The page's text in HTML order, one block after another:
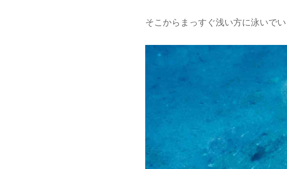
そこからまっすぐ浅い方に泳いで